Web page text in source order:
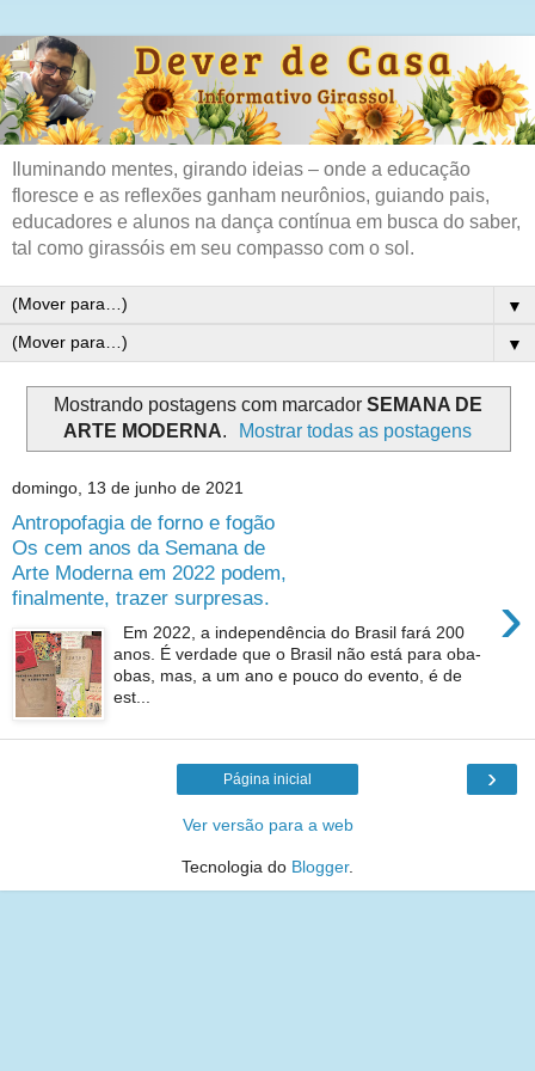
Iluminando mentes, girando ideias – onde a educação
floresce e as reflexões ganham neurônios, guiando pais,
educadores e alunos na dança contínua em busca do saber,
tal como girassóis em seu compasso com o sol.
▼
▼
Mostrando postagens com marcador SEMANA DE
ARTE MODERNA. Mostrar todas as postagens
domingo, 13 de junho de 2021
Antropofagia de forno e fogão
Os cem anos da Semana de
Arte Moderna em 2022 podem,
finalmente, trazer surpresas.
›
Em 2022, a independência do Brasil fará 200
anos. É verdade que o Brasil não está para oba-
obas, mas, a um ano e pouco do evento, é de
est...
›
Página inicial
Ver versão para a web
Tecnologia do Blogger.